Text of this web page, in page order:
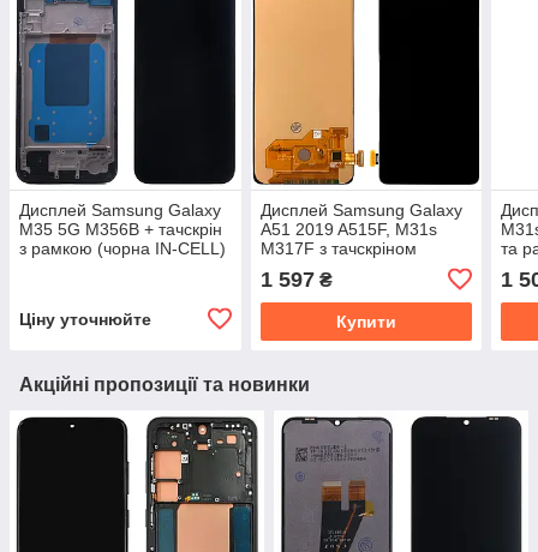
Дисплей Samsung Galaxy
M35 5G M356B + тачскрін
з рамкою (чорна IN-CELL)
Ціну уточнюйте
Дисплей Samsung Galaxy
A51 2019 A515F, M31s
M317F з тачскріном
1 597₴
Купити
та
1
Акційні пропозиції та новинки